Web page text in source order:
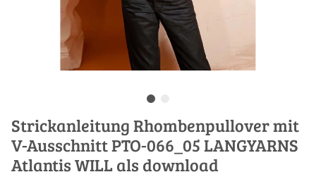
Strickanleitung Rhombenpullover mit
V-Ausschnitt PTO-066_05 LANGYARNS
Atlantis WILL als download